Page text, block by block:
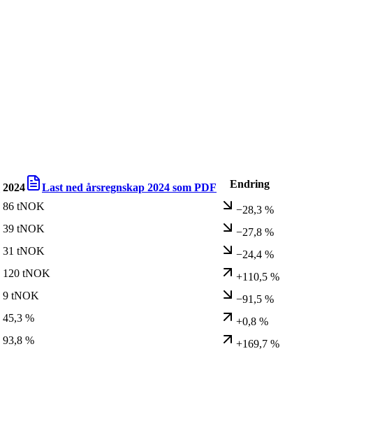
2024 Last ned årsregnskap 2024 som PDF Endring
86 tNOK
−28,3 %
39 tNOK
−27,8 %
31 tNOK
−24,4 %
120 tNOK
+110,5 %
9 tNOK
−91,5 %
45,3 %
+0,8 %
93,8 % +169,7 %